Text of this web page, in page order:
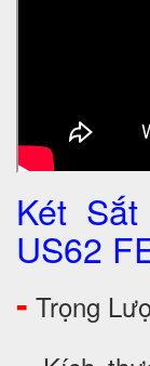
Két
US62
- Trọng